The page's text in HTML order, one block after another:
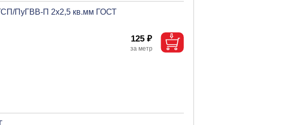
ПуГВВ-П 2х2,5 кв.мм ГОСТ
125 ₽